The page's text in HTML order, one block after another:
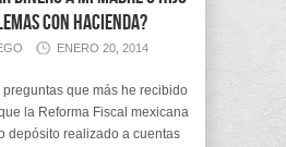
con Hacienda?
ENERO 20, 2014
preguntas que más he recibido
la Reforma Fiscal mexicana
depósito realizado a cuentas